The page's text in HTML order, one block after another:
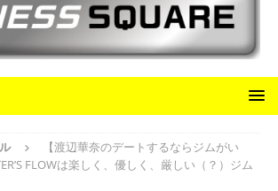
【渡辺華奈のデートするならジムがい
FLOWは楽しく、優しく、厳しい（？）ジム